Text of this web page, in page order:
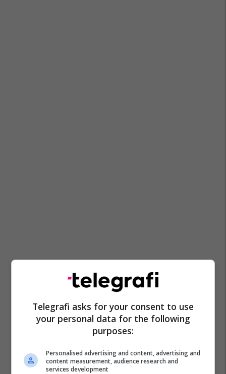
Telegrafi asks for your consent to use
your personal data for the following
purposes:
Personalised advertising and content, advertising and
content measurement, audience research and
services development